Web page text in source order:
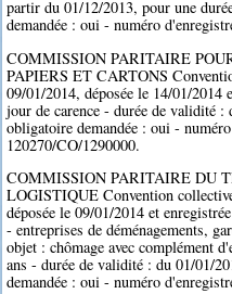
partir du 01/12/2013, pour une
demandée : oui - numéro
COMMISSION PARITAIRE
PAPIERS ET CARTONS
09/01/2014, déposée le 14/01/
jour de carence - durée de validité
obligatoire demandée : oui -
120270/CO/1290000.
COMMISSION PARITAIRE DU
LOGISTIQUE Convention
déposée le 09/01/2014 et
- entreprises de déménagements,
objet : chômage avec complément
ans - durée de validité : du 01/01/
demandée : oui - numéro